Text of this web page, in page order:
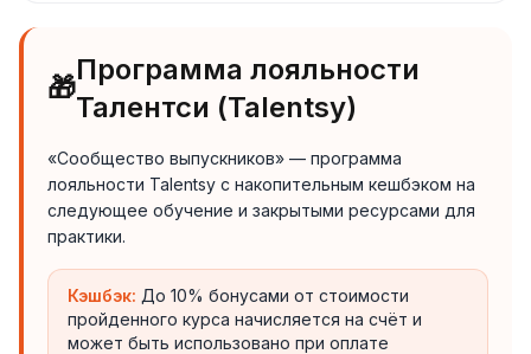
🎁
Программа лояльности
Талентси (Talentsy)
«Сообщество выпускников» — программа
лояльности Talentsy с накопительным кешбэком на
следующее обучение и закрытыми ресурсами для
практики.
Кэшбэк: До 10% бонусами от стоимости
пройденного курса начисляется на счёт и
может быть использовано при оплате